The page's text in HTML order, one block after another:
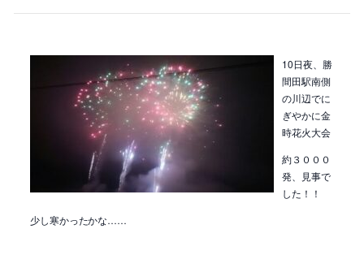
10日夜、勝
間田駅南側
の川辺でに
ぎやかに金
時花火大会
約３０００
発、見事で
した！！
少し寒かったかな……